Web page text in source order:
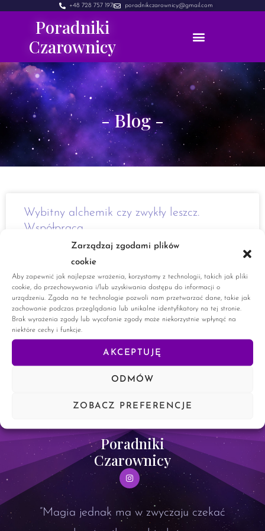
Zarządzaj zgodami plików
cookie
Aby zapewnić jak najlepsze wrażenia, korzystamy z technologii, takich jak pliki
cookie, do przechowywania i/lub uzyskiwania dostępu do informacji o
urządzeniu. Zgoda na te technologie pozwoli nam przetwarzać dane, takie jak
zachowanie podczas przeglądania lub unikalne identyfikatory na tej stronie.
Brak wyrażenia zgody lub wycofanie zgody może niekorzystnie wpłynąć na
niektóre cechy i funkcje.
AKCEPTUJĘ
ODMÓW
ZOBACZ PREFERENCJE
+48 728 757 197 poradnikczarownicy@gmail.com
Poradniki
Czarownicy
- Blog -
Wybitny alchemik czy zwykły leszcz.
Współpraca
Cześć Ostatnio sporo się u mnie dzieje, dlatego posty
nie przeszkadza. Trucizna To klasyczna karcianka, która
może „rozwalić system” na niejednej
CZYTAJ WIĘCEJ »
Poradniki
Czarownicy
”Magia jednak ma w zwyczaju czekać